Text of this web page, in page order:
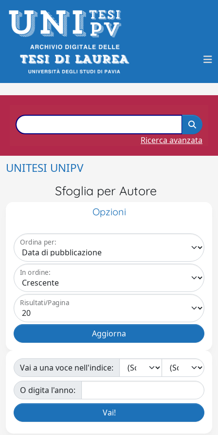
Ricerca avanzata
UNITESI UNIPV
Sfoglia per Autore
Opzioni
Ordina per:
In ordine:
Risultati/Pagina
Vai a una voce nell'indice:
O digita l'anno: